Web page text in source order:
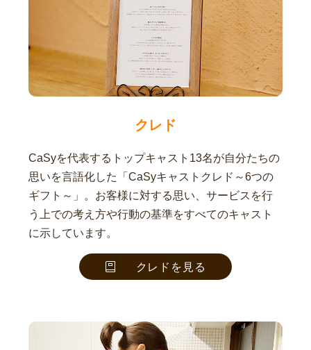
クレド
CaSyを代表するトップキャスト13名が自分たちの
思いを言語化した「CaSyキャストクレド～6つの
ギフト～」。お客様に対する思い、サービスを行
う上での考え方や行動の基準をすべてのキャスト
に示しています。
クレドを見る